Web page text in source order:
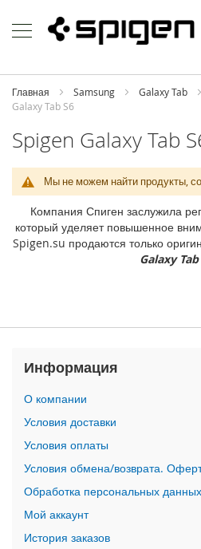
to
Content
h
o
n
i
P
h
o
e
1
a
i
P
h
o
n
e
1
P
r
Главная Samsung Galaxy Tab
Galaxy Tab S6
Spigen Galaxy Tab
Мы не можем найти продукты,
Компания Спиген заслужила
который уделяет повышенное
Spigen.su продаются только
Galaxy Tab
Информация
О компании
Условия доставки
Условия оплаты
Условия обмена/возврата.
Обработка персональных данных
Мой аккаунт
История заказов